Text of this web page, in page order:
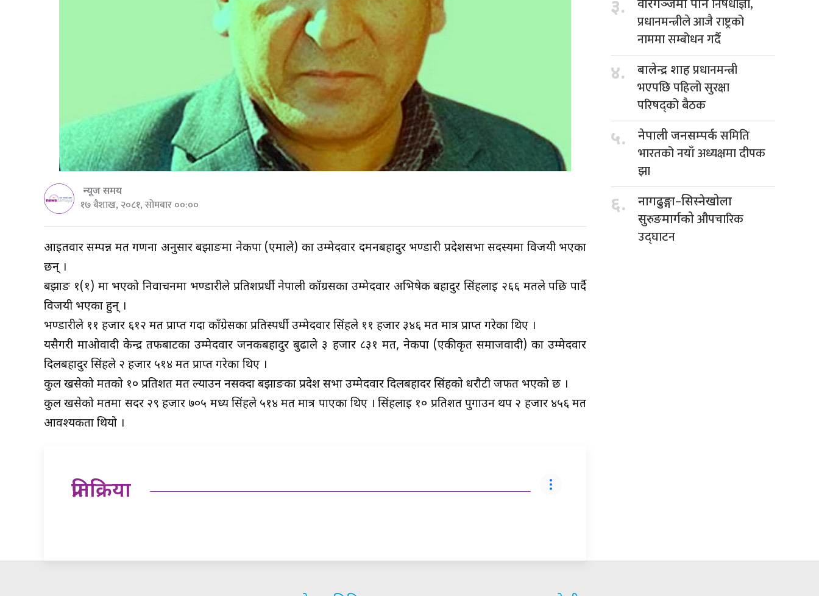
न्यूज समय
१७ बैशाख, २०८१, सोमबार ००:००
आईतवार सम्पन्न मत गणना अनुसार बझाङमा नेकपा (एमाले) का उम्मेदवार दमनबहादुर भण्डारी प्रदेशसभा सदस्यमा विजयी भएका
छन् ।
बझाङ १(१) मा भएको निर्वाचनमा भण्डारीले प्रतिशप्रर्धी नेपाली काँग्रसका उम्मेदवार अभिषेक बहादुर सिंहलाई २६६ मतले पछि पार्दै
विजयी भएका हुन् ।
भण्डारीले ११ हजार ६१२ मत प्राप्त गर्दा काँग्रेसका प्रतिस्पर्धी उम्मेदवार सिंहले ११ हजार ३४६ मत मात्र प्राप्त गरेका थिए ।
यसैगरी माओवादी केन्द्र तर्फबाटका उम्मेदवार जनकबहादुर बुढाले ३ हजार ८३१ मत, नेकपा (एकीकृत समाजवादी) का उम्मेदवार
दिलबहादुर सिंहले २ हजार ५१४ मत प्राप्त गरेका थिए ।
कुल खसेको मतको १० प्रतिशत मत ल्याउन नसक्दा बझाङका प्रदेश सभा उम्मेदवार दिलबहादर सिंहको धरौटी जफत भएको छ ।
कुल खसेको मतमा सदर २९ हजार ७०५ मध्य सिंहले ५१४ मत मात्र पाएका थिए । सिंहलाई १० प्रतिशत पुगाउन थप २ हजार ४५६ मत
आवश्यकता थियो ।
प्रतिक्रिया
३. वीरगञ्जमा पनिनिषेधाज्ञा,
प्रधानमन्त्रीले आजै राष्ट्रको
नाममा सम्बोधन गर्दै
४. बालेन्द्र शाहप्रधानमन्त्री
भएपछि पहिलो सुरक्षा
परिषद्को बैठक
५. नेपाली जनसम्पर्कसमिति
भारतको नयाँ अध्यक्षमा दीपक
झा
६.
नागढुङ्गा–सिस्नेखोला
सुरुङमार्गकोऔपचारिक
उद्घाटन